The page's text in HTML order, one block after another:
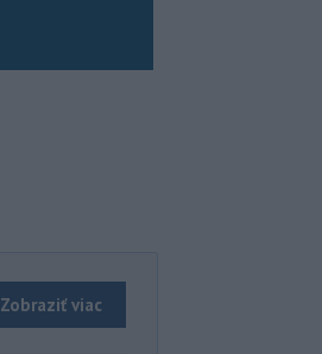
Zobraziť viac